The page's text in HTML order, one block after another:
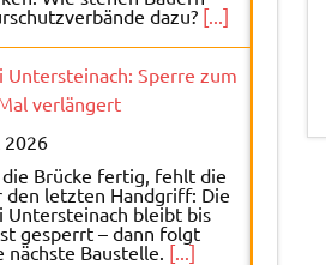
dazu? [...]
Untersteinach: Sperre zum
verlängert
2026
die Brücke fertig, fehlt die
den letzten Handgriff: Die
Untersteinach bleibt bis
gesperrt – dann folgt
nächste Baustelle. [...]